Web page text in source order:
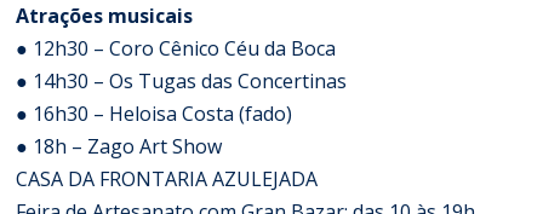
Atrações musicais
● 12h30 – Coro Cênico Céu da Boca
● 14h30 – Os Tugas das Concertinas
● 16h30 – Heloisa Costa (fado)
● 18h – Zago Art Show
CASA DA FRONTARIA AZULEJADA